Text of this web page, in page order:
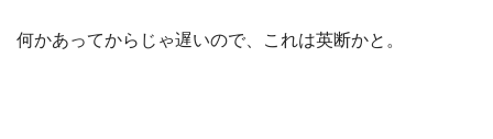
何かあってからじゃ遅いので、これは英断かと。